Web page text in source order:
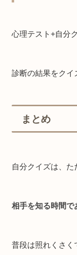
心理テスト+自分
診断の結果をクイ
まとめ
自分クイズは、た
相手を知る時間で
普段は照れくさく